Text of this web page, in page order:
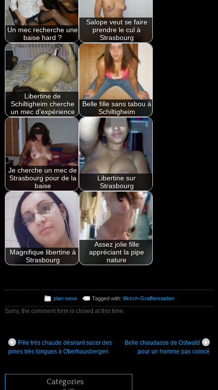
Un mec recherche une
baise hard ?
Salope veut se faire
prendre le cul à
Strasbourg
Libertine de
Schiltigheim cherche
un mec d'expérience
Belle fille sans tabou à
Schiltigheim
Je cherche un mec de
Strasbourg pour de la
baise
Libertine sur
Strasbourg
Magnifique libertine à
Strasbourg
Assez jolie fille
appréciant la pipe
nature
plan-sexe Tagged with: Illkirch-Graffenstaden
Sorry, the comment form is closed at this time.
Fille très chaude désirant sucer des
pines très longues à Oberhausbergen
Belle chaudasse de Ostwald
pour un homme pas coincé
Catégories